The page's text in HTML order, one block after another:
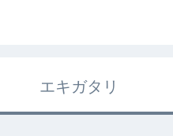
エキガタリ